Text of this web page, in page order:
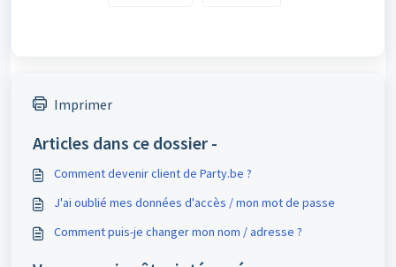
Imprimer
Articles dans ce dossier -
Comment devenir client de Party.be ?
J'ai oublié mes données d'accès / mon mot de passe
Comment puis-je changer mon nom / adresse ?